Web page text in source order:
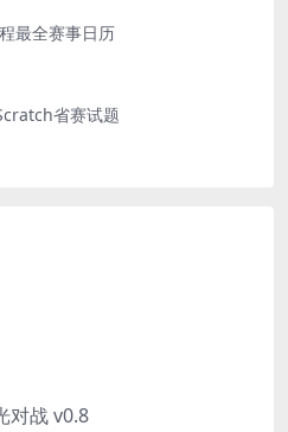
最全赛事日历
省赛试题
对战 v0.8